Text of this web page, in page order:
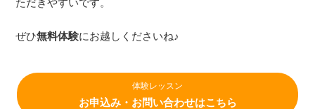
ただきやすいです。
ぜひ無料体験にお越しくださいね♪
体験レッスン
お申込み・お問い合わせはこちら